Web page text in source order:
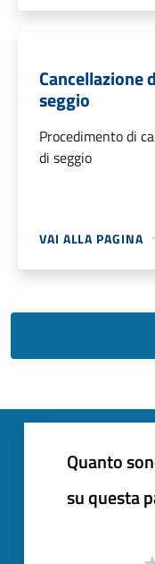
Cancellazione
seggio
Procedimento di
di seggio
VAI ALLA PAGINA
Quanto
su questa